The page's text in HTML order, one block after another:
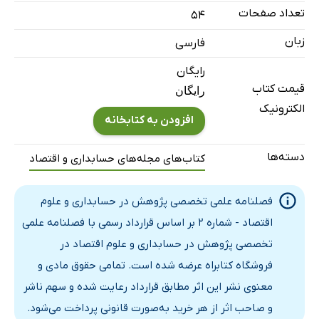
شهرداری تهران
تعداد صفحات
54
زبان
فارسی
قیمت کتاب
الکترونیک
رایگان
رایگان
افزودن به کتابخانه
دسته‌ها کتاب‌های مجله‌های حسابداری و اقتصاد
فصلنامه علمی تخصصی پژوهش در حسابداری و علوم
اقتصاد - شماره 2 بر اساس قرارداد رسمی با فصلنامه علمی
تخصصی پژوهش در حسابداری و علوم اقتصاد در
فروشگاه کتابراه عرضه شده است. تمامی حقوق مادی و
معنوی نشر این اثر مطابق قرارداد رعایت شده و سهم ناشر
و صاحب اثر از هر خرید به‌صورت قانونی پرداخت می‌شود.